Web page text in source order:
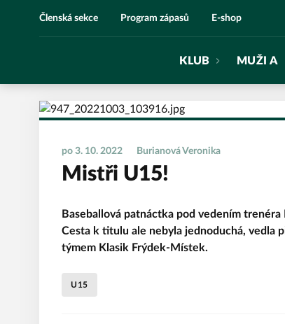
Členská sekce Program zápasů E-shop
KLUB MUŽI A
po 3. 10. 2022 Burianová Veronika
Mistři U15!
Baseballová patnáctka pod vedením
Cesta k titulu ale nebyla jednoduchá, vedla
týmem Klasik Frýdek-Místek.
U15